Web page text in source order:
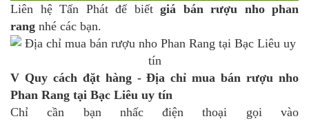
Liên hệ Tấn Phát để biết giá bán rượu nho phan
rang nhé các bạn.
V Quy cách đặt hàng - Địa chỉ mua bán rượu nho
Phan Rang tại Bạc Liêu uy tín
Chỉ cần bạn nhấc điện thoại gọi vào